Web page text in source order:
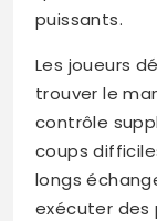
puissants.
Les joueurs
trouver le
contrôle
coups
longs
exécuter